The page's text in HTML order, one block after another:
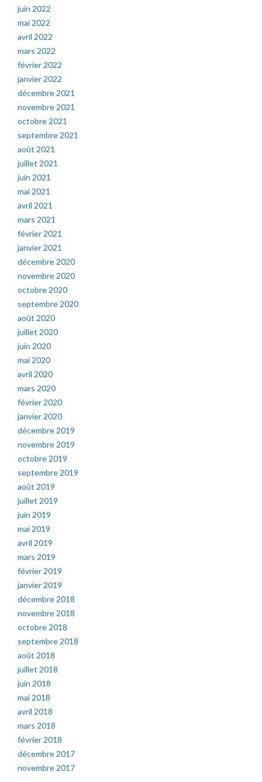
juin 2022
mai 2022
avril 2022
mars 2022
février 2022
janvier 2022
décembre 2021
novembre 2021
octobre 2021
septembre 2021
août 2021
juillet 2021
juin 2021
mai 2021
avril 2021
mars 2021
février 2021
janvier 2021
décembre 2020
novembre 2020
octobre 2020
septembre 2020
août 2020
juillet 2020
juin 2020
mai 2020
avril 2020
mars 2020
février 2020
janvier 2020
décembre 2019
novembre 2019
octobre 2019
septembre 2019
août 2019
juillet 2019
juin 2019
mai 2019
avril 2019
mars 2019
février 2019
janvier 2019
décembre 2018
novembre 2018
octobre 2018
septembre 2018
août 2018
juillet 2018
juin 2018
mai 2018
avril 2018
mars 2018
février 2018
décembre 2017
novembre 2017